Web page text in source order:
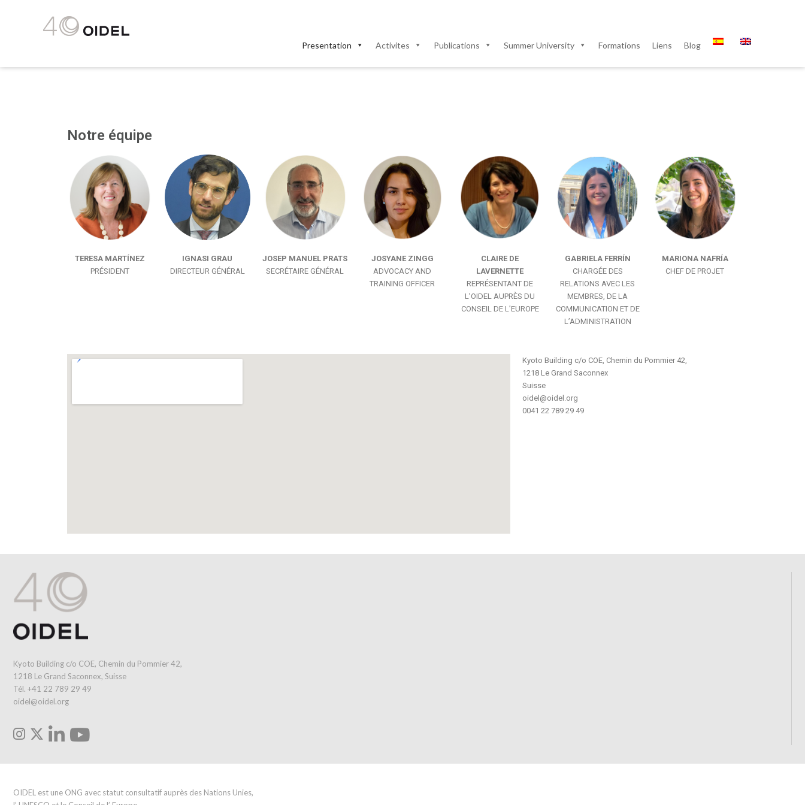
Presentation Activites Publications Summer University Formations Liens Blog
Notre équipe
TERESA MARTÍNEZ
PRÉSIDENT
IGNASI GRAU
DIRECTEUR GÉNÉRAL
JOSEP MANUEL PRATS
SECRÉTAIRE GÉNÉRAL
JOSYANE ZINGG
ADVOCACY AND
TRAINING OFFICER
CLAIRE DE
LAVERNETTE
REPRÉSENTANT DE
L’OIDEL AUPRÈS DU
CONSEIL DE L’EUROPE
GABRIELA FERRÍN
CHARGÉE DES
RELATIONS AVEC LES
MEMBRES, DE LA
COMMUNICATION ET DE
L’ADMINISTRATION
MARIONA NAFRÍA
CHEF DE PROJET
Kyoto Building c/o COE, Chemin du Pommier 42,
1218 Le Grand Saconnex
Suisse
oidel@oidel.org
0041 22 789 29 49
Kyoto Building c/o COE, Chemin du Pommier 42,
1218 Le Grand Saconnex, Suisse
Tél. +41 22 789 29 49
oidel@oidel.org
OIDEL est une ONG avec statut consultatif auprès des Nations Unies,